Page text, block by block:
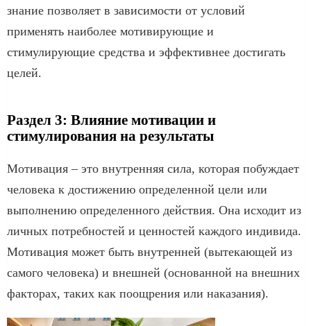
знание позволяет в зависимости от условий
применять наиболее мотивирующие и
стимулирующие средства и эффективнее достигать
целей.
Раздел 3: Влияние мотивации и
стимулирования на результаты
Мотивация – это внутренняя сила, которая побуждает
человека к достижению определенной цели или
выполнению определенного действия. Она исходит из
личных потребностей и ценностей каждого индивида.
Мотивация может быть внутренней (вытекающей из
самого человека) и внешней (основанной на внешних
факторах, таких как поощрения или наказания).